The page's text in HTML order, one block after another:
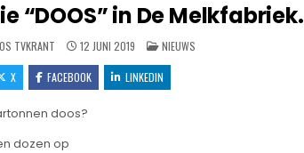
“DOOS” in De Melkfabriek.
TVKRANT 12 JUNI 2019 GEPLAATST
IN
NIEUWS
X FACEBOOK LINKEDIN
doos?
dozen op